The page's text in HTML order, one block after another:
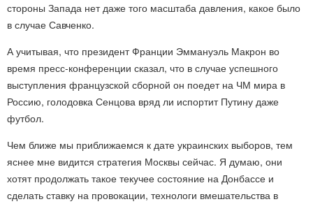
стороны Запада нет даже того масштаба давления, какое было
в случае Савченко.
А учитывая, что президент Франции Эммануэль Макрон во
время пресс-конференции сказал, что в случае успешного
выступления французской сборной он поедет на ЧМ мира в
Россию, голодовка Сенцова вряд ли испортит Путину даже
футбол.
Чем ближе мы приближаемся к дате украинских выборов, тем
яснее мне видится стратегия Москвы сейчас. Я думаю, они
хотят продолжать такое текучее состояние на Донбассе и
сделать ставку на провокации, технологи вмешательства в